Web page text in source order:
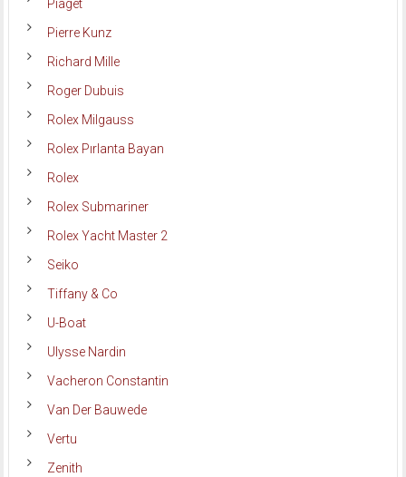
Piaget
Pierre Kunz
Richard Mille
Roger Dubuis
Rolex Milgauss
Rolex Pırlanta Bayan
Rolex
Rolex Submariner
Rolex Yacht Master 2
Seiko
Tiffany & Co
U-Boat
Ulysse Nardin
Vacheron Constantin
Van Der Bauwede
Vertu
Zenith